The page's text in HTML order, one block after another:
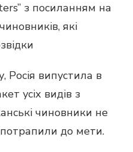
з посиланням на
які
Росія випустила в
усіх видів з
чиновники не
потрапили до мети.